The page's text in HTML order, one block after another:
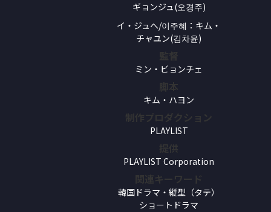
ギョンジュ(오경주)
イ・ジュへ/이주혜：キム・
チャユン(김차윤)
監督
ミン・ビョンチェ
脚本
キム・ハヨン
制作プロダクション
PLAYLIST
提供
PLAYLIST Corporation
関連キーワード
韓国ドラマ・縦型（タテ）
ショートドラマ